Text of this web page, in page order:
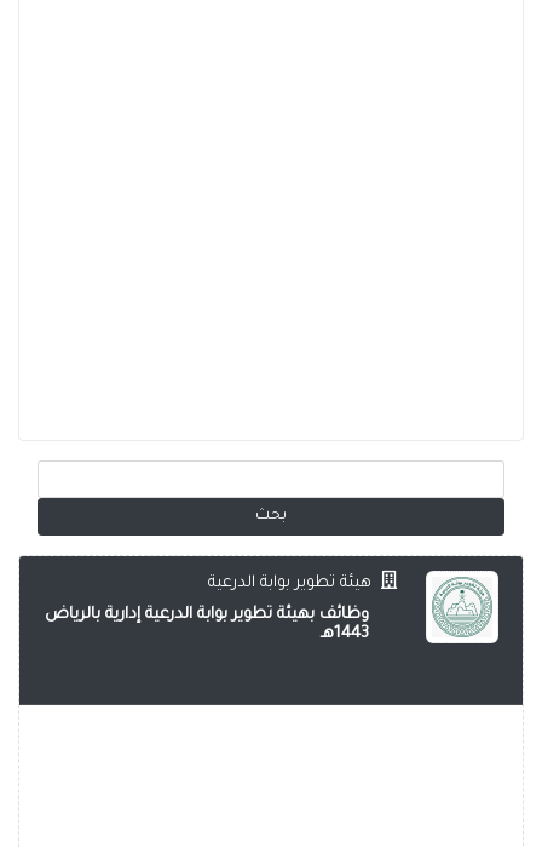
هيئة تطوير بوابة الدرعية
وظائف بهيئة تطوير بوابة الدرعية إدارية بالرياض
1443هـ